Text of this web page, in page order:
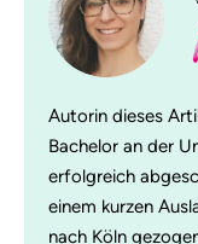
Autorin dieses
Bachelor an der
erfolgreich
einem kurzen
nach Köln